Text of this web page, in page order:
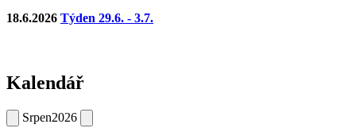
18.6.2026 Týden 29.6. - 3.7.
Kalendář
Srpen2026